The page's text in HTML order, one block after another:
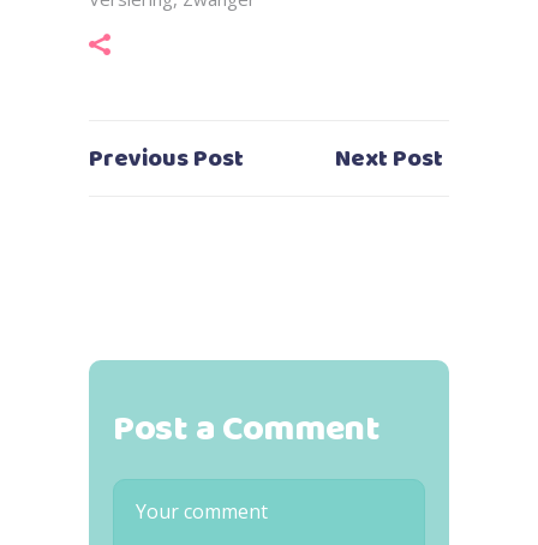
Previous Post Next Post
Post a Comment